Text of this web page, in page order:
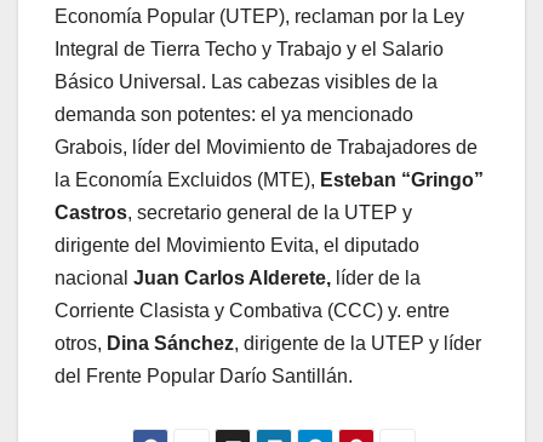
Economía Popular (UTEP), reclaman por la Ley
Integral de Tierra Techo y Trabajo y el Salario
Básico Universal. Las cabezas visibles de la
demanda son potentes: el ya mencionado
Grabois, líder del Movimiento de Trabajadores de
la Economía Excluidos (MTE), Esteban “Gringo”
Castros, secretario general de la UTEP y
dirigente del Movimiento Evita, el diputado
nacional Juan Carlos Alderete, líder de la
Corriente Clasista y Combativa (CCC) y. entre
otros, Dina Sánchez, dirigente de la UTEP y líder
del Frente Popular Darío Santillán.